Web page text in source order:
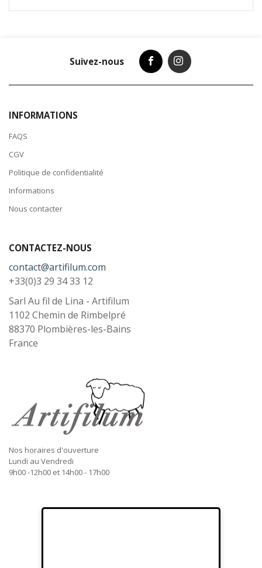
Suivez-nous
INFORMATIONS
FAQS
CGV
Politique de confidentialité
Informations
Nous contacter
CONTACTEZ-NOUS
contact@artifilum.com
+33(0)3 29 34 33 12
Sarl Au fil de Lina - Artifilum
1102 Chemin de Rimbelpré
88370 Plombières-les-Bains
France
Nos horaires d'ouverture
Lundi au Vendredi
9h00 -12h00 et 14h00 - 17h00